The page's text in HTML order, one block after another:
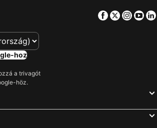
Facebook
Twitter
hoz
a trivagót
höz.